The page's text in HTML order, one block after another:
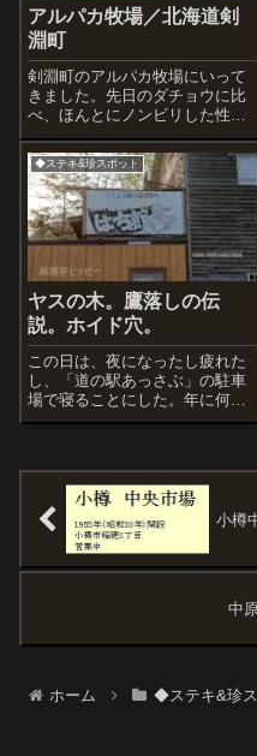
アルパカ牧場／北海道剣
淵町
剣淵町のアルパカ牧場にいって
きました。先日のダチョウに比
べ、ほんとにノンビリした性格
で、安心して（？）見れまし
た。
◆ステキ&珍スポット
ヤスの木。鷹落しの伝
説。ホイド穴。
この日は、夜になったし疲れた
し、「道の駅あっさぶ」の駐車
場で寝ることにした。年に何度
かくらいなら、宿に泊まらない
ると、駐車場横になんとも懐か
しいタイプの看板を発見。「は
ちの館」とは、バ...
小樽
中
ホーム ◆ステキ&珍ス